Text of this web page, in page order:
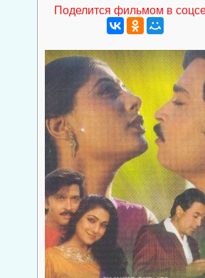
Поделится фильмом в